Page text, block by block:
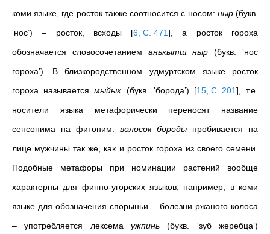
коми языке, где росток также соотносится с носом: ныр(букв.
‛нос’) – росток, всходы [6, С. 471] , а росток гороха
обозначается словосочетанием анькытш ныр (букв. ‛нос
гороха’). В близкородственном удмуртском языке росток
гороха называетсямыйык (букв. ‛борода’) [15, С. 201] , т.е.
носители языка метафорически переносят название
сенсонима на фитоним: волосок бороды пробивается на
лице мужчины так же, как и росток гороха из своего семени.
Подобные метафоры при номинации растений вообще
характерны для финно-угорских языков, например, в коми
языке для обозначения спорыньи – болезни ржаного колоса
– употребляется лексема ужпинь (букв. ‛зуб жеребца’)